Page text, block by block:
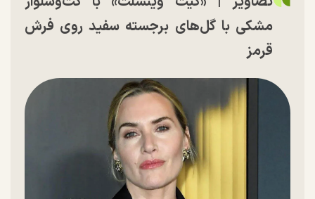
مشکی با گل‌های برجسته سفید روی فرش
قرمز